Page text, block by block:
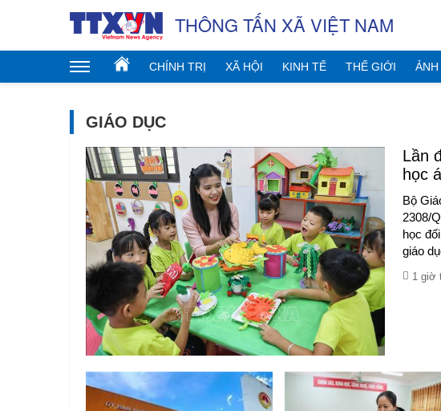
THÔNG TẤN XÃ VIỆT NAM
CHÍNH TRỊ XÃ HỘI KINH TẾ THẾ GIỚI ẢNH
GIÁO DỤC
Lần
học
Bộ
2308/
học
giáo
1 giờ